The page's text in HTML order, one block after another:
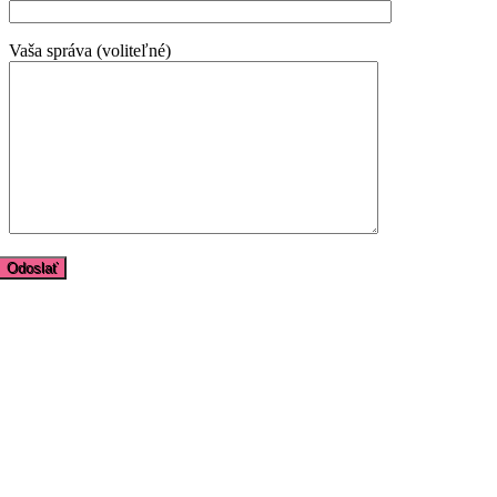
Vaša správa (voliteľné)